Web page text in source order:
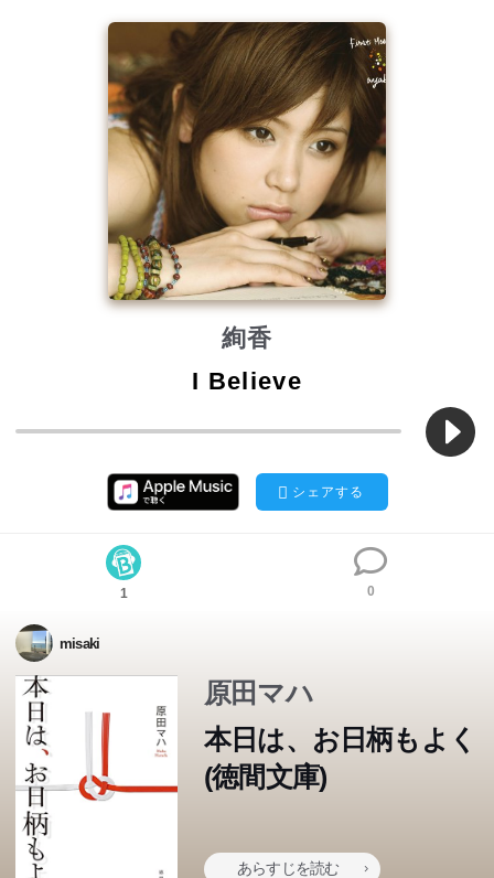
絢香
I Believe
シェアする
1 0
misaki
原田マハ
本日は、お日柄もよく
(徳間文庫)
あらすじを読む
二ノ宮こと葉は、製菓会社の総務部に勤める普通のOL。
他人の結婚式に出るたびに、「人並みな幸せが、この先自
分に訪れることがあるのだろうか」と、気が滅入る27歳